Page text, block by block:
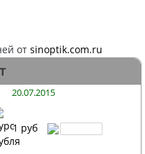
от sinoptik.com.ru
20.07.2015
1 руб